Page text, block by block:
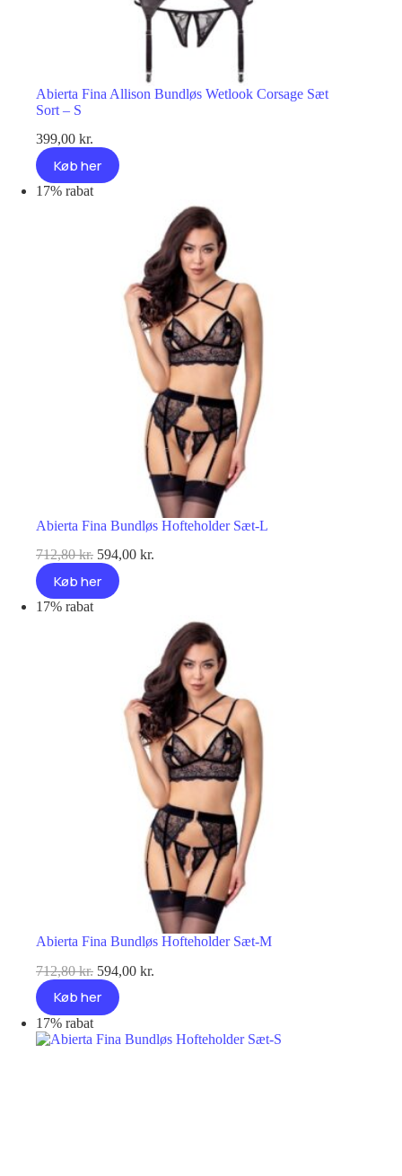
Abierta Fina Allison Bundløs Wetlook Corsage Sæt
Sort – S
399,00 kr.
Køb her
17% rabat
Abierta Fina Bundløs Hofteholder Sæt-L
712,80kr. Den
oprindelige
pris
var:
594,00 kr.
594,00 kr..
Køb her
17% rabat
Abierta Fina Bundløs Hofteholder Sæt-M
712,80kr. Den
oprindelige
pris
var:
712,80 kr..
594,00 kr.
594,00 kr..
Køb her
17% rabat